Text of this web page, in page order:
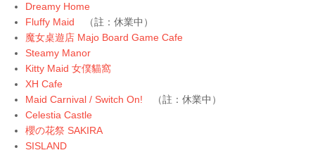
Dreamy Home
Fluffy Maid
（註：休業中）
魔女桌遊店 Majo Board Game Cafe
Steamy Manor
Kitty Maid 女僕貓窩
XH Cafe
Maid Carnival / Switch On!
（註：休業中）
Celestia Castle
櫻の花祭 SAKIRA
SISLAND